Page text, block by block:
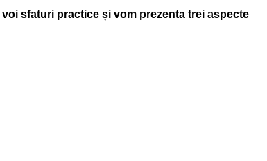
sfaturi practice și vom prezenta trei aspecte